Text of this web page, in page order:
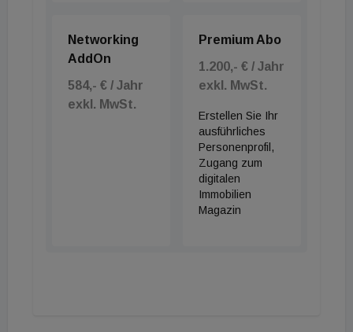
Networking
AddOn
584,- € / Jahr
exkl. MwSt.
Premium Abo
1.200,- € / Jahr
exkl. MwSt.
Erstellen Sie Ihr
ausführliches
Personenprofil,
Zugang zum
digitalen
Immobilien
Magazin